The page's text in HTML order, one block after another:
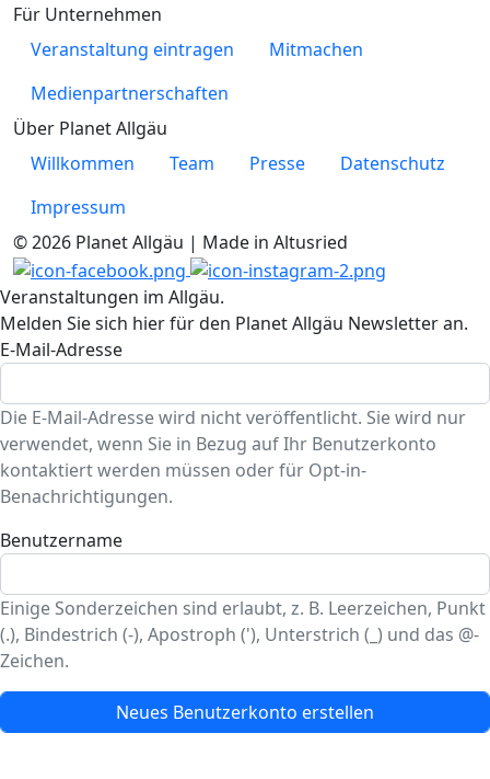
Für Unternehmen
Veranstaltung eintragen
Mitmachen
Medienpartnerschaften
Über Planet Allgäu
Willkommen
Team Presse
Datenschutz
Impressum
© 2026 Planet Allgäu | Made in Altusried
Veranstaltungen im Allgäu.
Melden Sie sich hier für den Planet Allgäu Newsletter an.
E-Mail-Adresse
Die E-Mail-Adresse wird nicht veröffentlicht. Sie wird nur
verwendet, wenn Sie in Bezug auf Ihr Benutzerkonto
kontaktiert werden müssen oder für Opt-in-
Benachrichtigungen.
Benutzername
Einige Sonderzeichen sind erlaubt, z. B. Leerzeichen, Punkt
(.), Bindestrich (-), Apostroph ('), Unterstrich (_) und das @-
Zeichen.